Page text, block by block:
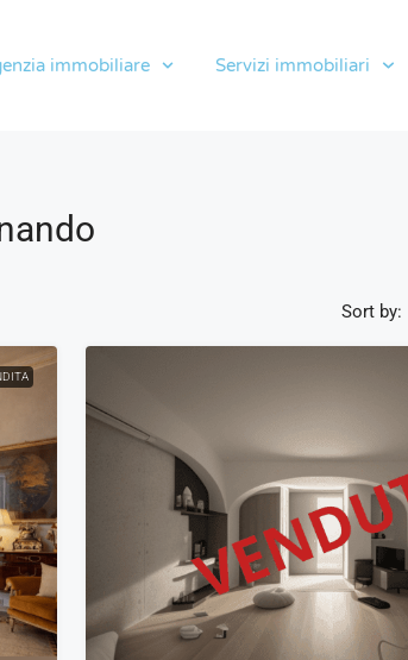
immobiliare Servizi immobiliari
Sort by: